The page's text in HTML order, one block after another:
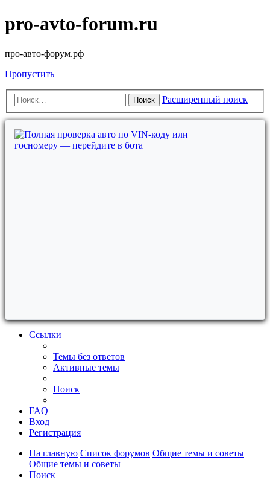
pro-avto-forum.ru
про-авто-форум.рф
Пропустить
Поиск Расширенный поиск
Ссылки
Темы без ответов
Активные темы
Поиск
FAQ
Вход
Регистрация
На главную Список форумов Общие темы и советы
Общие темы и советы
Поиск